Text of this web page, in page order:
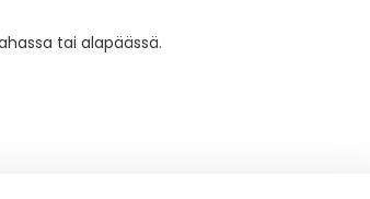
tai alapäässä.
on välttää